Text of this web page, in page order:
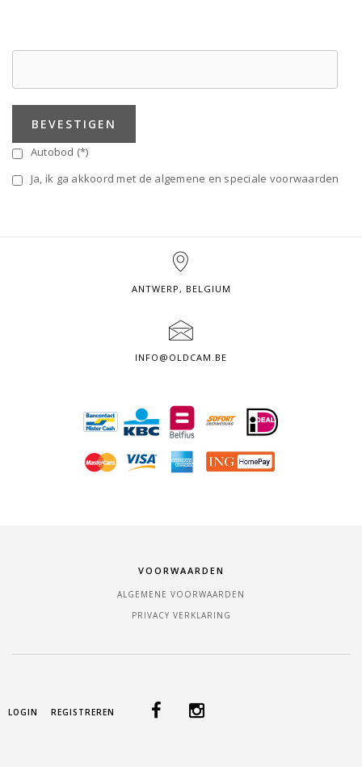
BEVESTIGEN
Autobod (*)
Ja, ik ga akkoord met de algemene en speciale voorwaarden
ANTWERP, BELGIUM
INFO@OLDCAM.BE
VOORWAARDEN
ALGEMENE VOORWAARDEN
PRIVACY VERKLARING
LOGIN REGISTREREN